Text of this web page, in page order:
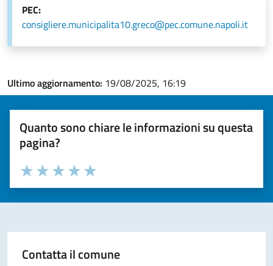
PEC:
consigliere.municipalita10.greco@pec.comune.napoli.it
Ultimo aggiornamento: 19/08/2025, 16:19
Quanto sono chiare le informazioni su questa
pagina?
Valuta la chiarezza delle informazioni (da 1 a 5 stelle)
Seleziona il numero di stelle per valutare la chiarezza delle
Valuta 5 stelle su 5
Valuta 4 stelle su 5
Valuta 3 stelle su 5
Valuta 2 stelle su 5
Valuta 1 stelle su 5
Contatta il comune